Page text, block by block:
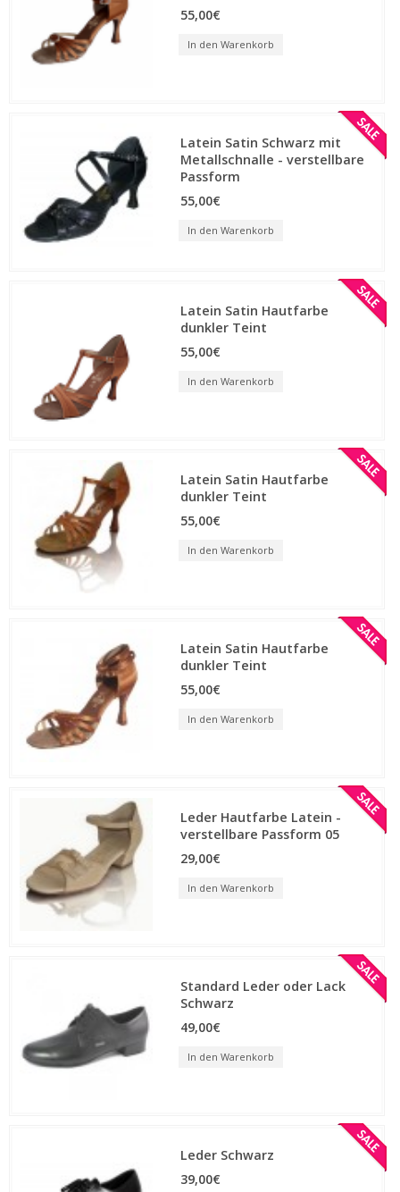
55,00€
In den Warenkorb
Latein Satin Schwarz mit
Metallschnalle - verstellbare
Passform
55,00€
In den Warenkorb
Latein Satin Hautfarbe
dunkler Teint
55,00€
In den Warenkorb
Latein Satin Hautfarbe
dunkler Teint
55,00€
In den Warenkorb
Latein Satin Hautfarbe
dunkler Teint
55,00€
In den Warenkorb
Leder Hautfarbe Latein -
verstellbare Passform 05
29,00€
In den Warenkorb
Standard Leder oder Lack
Schwarz
49,00€
In den Warenkorb
Leder Schwarz
39,00€